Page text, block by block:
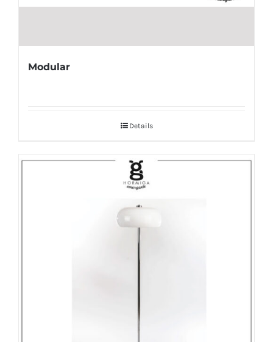
Modular
Details